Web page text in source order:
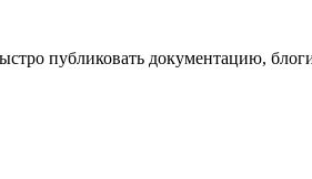
публиковать документацию,